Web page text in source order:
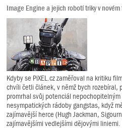
Image Engine a jejich robotí triky v
Kdyby se PiXEL.cz zaměřoval na kritiku
chvíli četli článek, v němž bych rozebíral,
promrhal svůj potenciál
nesympatických rádoby gangstas, když
zajímavější herce (Hugh Jackman,
zajímavějšími vedlejšími dějovými